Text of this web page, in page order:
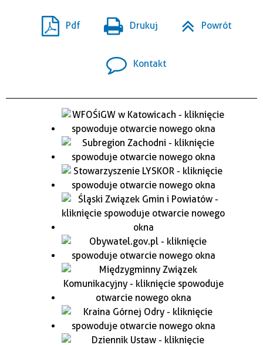
Pdf Drukuj Powrót
Kontakt